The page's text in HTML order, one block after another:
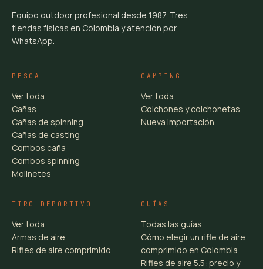
Equipo outdoor profesional desde 1987. Tres
tiendas físicas en Colombia y atención por
WhatsApp.
PESCA
Ver toda
Cañas
Cañas de spinning
Cañas de casting
Combos caña
Combos spinning
Molinetes
CAMPING
Ver toda
Colchones y colchonetas
Nueva importación
TIRO DEPORTIVO
Ver toda
Armas de aire
Rifles de aire comprimido
GUÍAS
Todas las guías
Cómo elegir un rifle de aire
comprimido en Colombia
Rifles de aire 5.5: precio y